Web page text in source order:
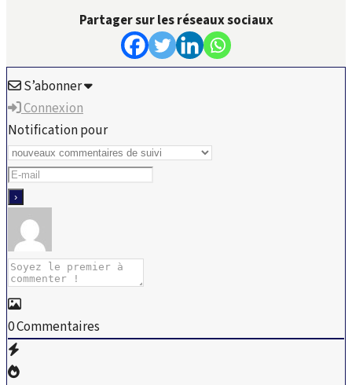
Partager sur les réseaux sociaux
S’abonner
Connexion
Notification pour
0Commentaires